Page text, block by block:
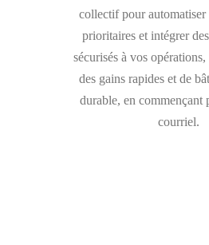
collectif pour automatiser
prioritaires et intégrer
sécurisés à vos
des gains rapides et de
durable, en commençant
courriel.